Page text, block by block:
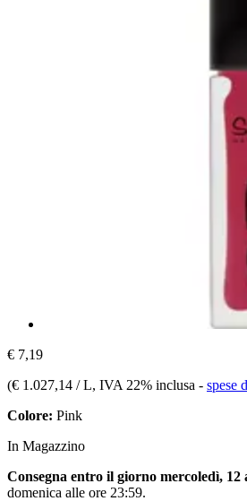
€ 7,19
(€ 1.027,14 / L, IVA 22% inclusa - spese
Colore: Pink
In Magazzino
Consegna entro il giorno mercoledì, 12
domenica alle ore 23:59.